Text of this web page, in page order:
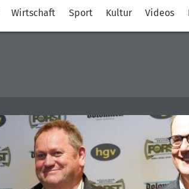
Wirtschaft Sport Kultur Videos